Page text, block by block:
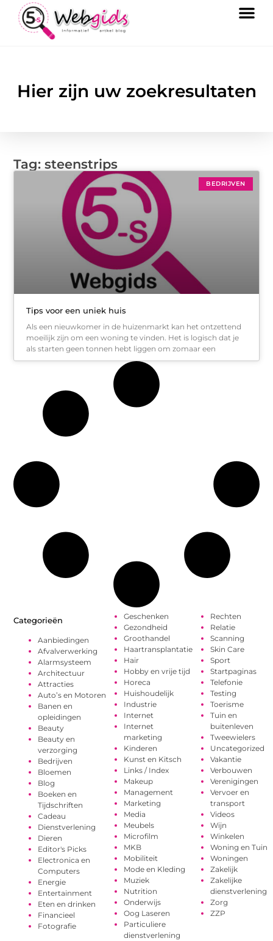
Hier zijn uw zoekresultaten
Tag: steenstrips
BEDRIJVEN
Tips voor een uniek huis
Als een nieuwkomer in de huizenmarkt kan het ontzettend
moeilijk zijn om een woning te vinden. Het is logisch dat je
als starten geen tonnen hebt liggen om zomaar een
Categorieën
Aanbiedingen
Afvalverwerking
Alarmsysteem
Architectuur
Attracties
Auto’s en Motoren
Banen en
opleidingen
Beauty
Beauty en
verzorging
Bedrijven
Bloemen
Blog
Boeken en
Tijdschriften
Cadeau
Dienstverlening
Dieren
Editor's Picks
Electronica en
Computers
Energie
Entertainment
Eten en drinken
Financieel
Fotografie
Geschenken
Gezondheid
Groothandel
Haartransplantatie
Hair
Hobby en vrije tijd
Horeca
Huishoudelijk
Industrie
Internet
Internet
marketing
Kinderen
Kunst en Kitsch
Links / Index
Makeup
Management
Marketing
Media
Meubels
Microfilm
MKB
Mobiliteit
Mode en Kleding
Muziek
Nutrition
Onderwijs
Oog Laseren
Particuliere
dienstverlening
Rechten
Relatie
Scanning
Skin Care
Sport
Startpaginas
Telefonie
Testing
Toerisme
Tuin en
buitenleven
Tweewielers
Uncategorized
Vakantie
Verbouwen
Verenigingen
Vervoer en
transport
Videos
Wijn
Winkelen
Woning en Tuin
Woningen
Zakelijk
Zakelijke
dienstverlening
Zorg
ZZP